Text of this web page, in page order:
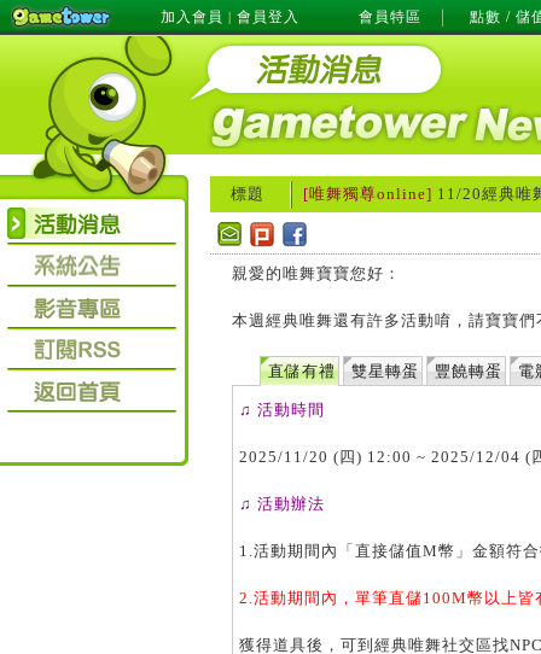
加入會員 | 會員登入 會員特區 點數 / 儲
標題 [唯舞獨尊online] 11/20經典唯
親愛的唯舞寶寶您好：
本週經典唯舞還有許多活動唷，請寶寶
直儲有禮 雙星轉蛋 豐饒轉蛋 電
♫ 活動時間
2025/11/20 (四) 12:00 ~ 2025/12/04 (
♫ 活動辦法
1.活動期間內「直接儲值M幣」金額符
2.活動期間內，單筆直儲100M幣以上
獲得道具後，可到經典唯舞社交區找